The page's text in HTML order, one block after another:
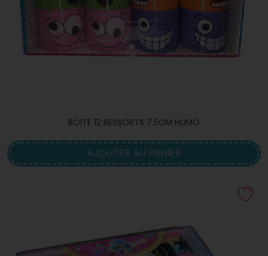
BOITE 12 RESSORTS 7.5CM HUMO
AJOUTER AU PANIER